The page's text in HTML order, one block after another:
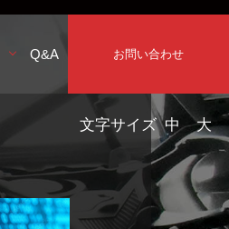
Q&A お問い合わせ
文字サイズ 中 大